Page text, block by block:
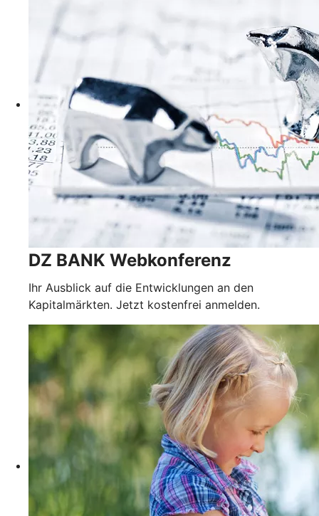
DZ BANK Webkonferenz
Ihr Ausblick auf die Entwicklungen an den
Kapitalmärkten. Jetzt kostenfrei anmelden.